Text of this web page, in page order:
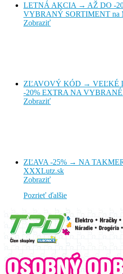
LETNÁ AKCIA → AŽ DO -
VYBRANÝ SORTIMENT na
Zobraziť
ZĽAVOVÝ KÓD → VEĽKÉ
-20% EXTRA NA
Zobraziť
ZĽAVA -25% → NA
XXXLutz.sk
Zobraziť
Pozrieť ďalšie